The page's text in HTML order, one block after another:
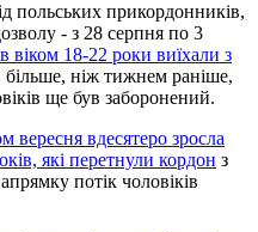
польських прикордонників,
- з 28 серпня по 3
віком 18-22 роки виїхали з
більше, ніж тижнем раніше,
ще був заборонений.
вересня вдесятеро зросла
які перетнули кордон з
потік чоловіків